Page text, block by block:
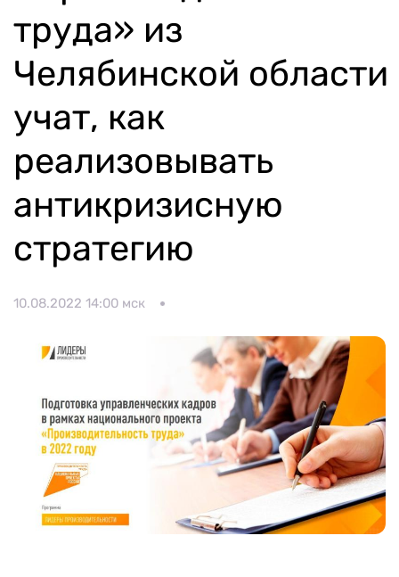
Контакты и обратная связь
Получить консультацию
труда» из
Челябинской области
учат, как
реализовывать
антикризисную
стратегию
10.08.2022 14:00 мск